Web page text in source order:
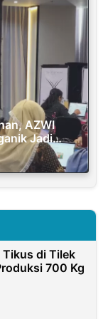
AZWI
Jadi
di Tilek
700 Kg